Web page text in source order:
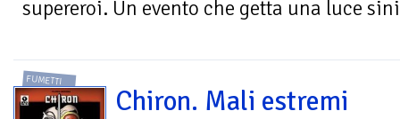
supereroi. Un evento che getta una luce
FUMETTI
Chiron. Mali estremi